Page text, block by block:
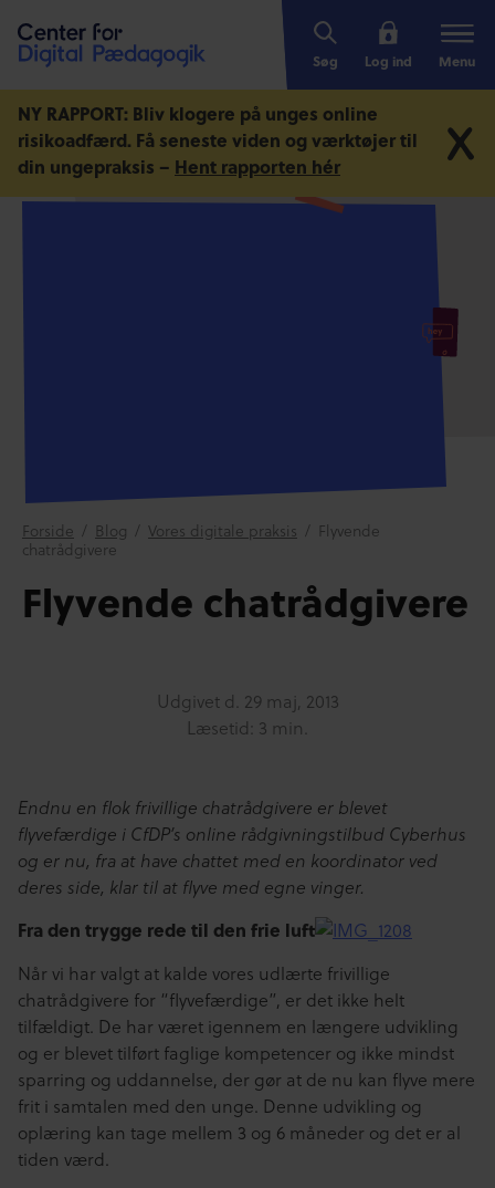
Søg Log ind Menu
NY RAPPORT: Bliv klogere på unges online
risikoadfærd. Få seneste viden og værktøjer til
din ungepraksis – Hent rapporten hér
Forside / Blog / Vores digitale praksis / Flyvende
chatrådgivere
Flyvende chatrådgivere
Udgivet d. 29 maj, 2013
Læsetid: 3 min.
Endnu en flok frivillige chatrådgivere er blevet
flyvefærdige i CfDP’s online rådgivningstilbud Cyberhus
og er nu, fra at have chattet med en koordinator ved
deres side, klar til at flyve med egne vinger.
Fra den trygge rede til den frie luft
Når vi har valgt at kalde vores udlærte frivillige
chatrådgivere for “flyvefærdige”, er det ikke helt
tilfældigt. De har været igennem en længere udvikling
og er blevet tilført faglige kompetencer og ikke mindst
sparring og uddannelse, der gør at de nu kan flyve mere
frit i samtalen med den unge. Denne udvikling og
oplæring kan tage mellem 3 og 6 måneder og det er al
tiden værd.